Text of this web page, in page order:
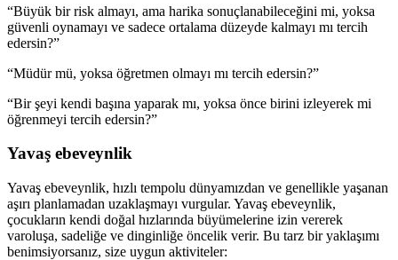
“Büyük bir risk almayı, ama harika sonuçlanabileceğini mi, yoksa
güvenli oynamayı ve sadece ortalama düzeyde kalmayı mı tercih
edersin?”
“Müdür mü, yoksa öğretmen olmayı mı tercih edersin?”
“Bir şeyi kendi başına yaparak mı, yoksa önce birini izleyerek mi
öğrenmeyi tercih edersin?”
Yavaş ebeveynlik
Yavaş ebeveynlik, hızlı tempolu dünyamızdan ve genellikle yaşanan
aşırı planlamadan uzaklaşmayı vurgular. Yavaş ebeveynlik,
çocukların kendi doğal hızlarında büyümelerine izin vererek
varoluşa, sadeliğe ve dinginliğe öncelik verir. Bu tarz bir yaklaşımı
benimsiyorsanız, size uygun aktiviteler: